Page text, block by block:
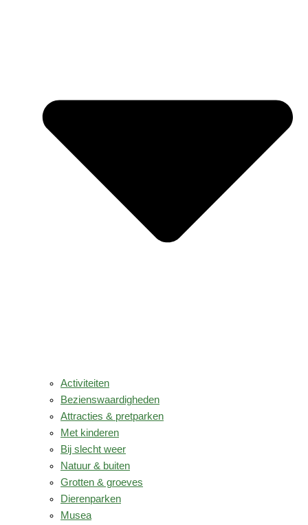
Activiteiten
Bezienswaardigheden
Attracties & pretparken
Met kinderen
Bij slecht weer
Natuur & buiten
Grotten & groeves
Dierenparken
Musea